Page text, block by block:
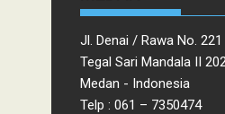
Jl. Denai / Rawa No. 221
Tegal Sari Mandala II
Medan - Indonesia
Telp : 061 – 7350474